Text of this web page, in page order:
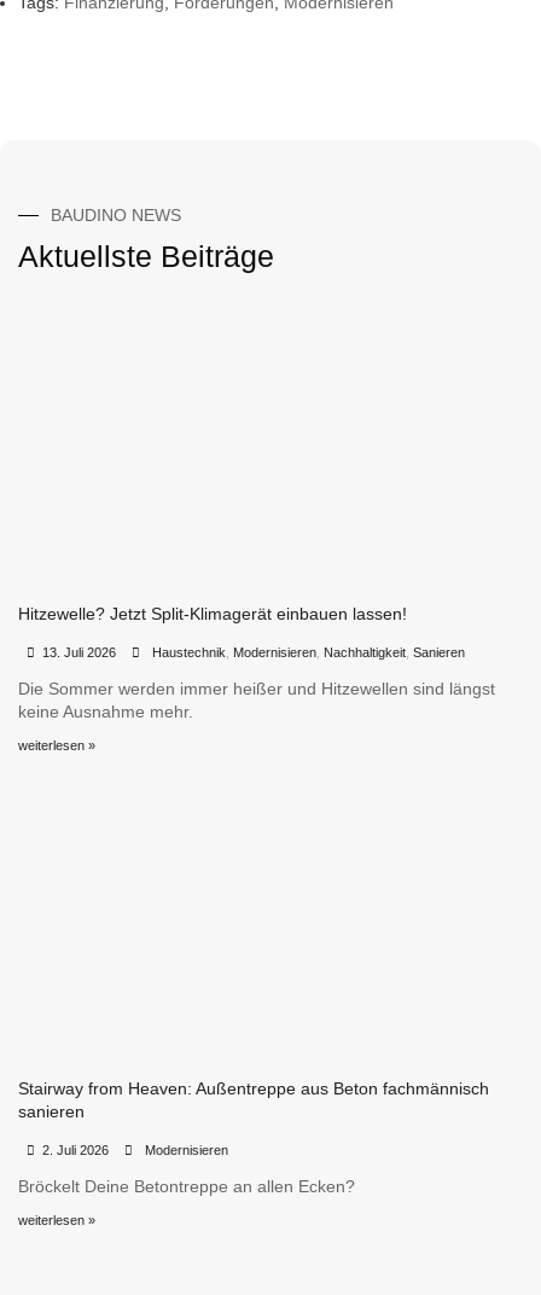
BAUDINO NEWS
Aktuellste Beiträge
Hitzewelle? Jetzt Split-Klimagerät einbauen lassen!
13. Juli 2026 Haustechnik Modernisieren, Nachhaltigkeit, Sanieren
Die Sommer werden immer heißer und Hitzewellen sind längst
keine Ausnahme mehr.
weiterlesen »
Stairway from Heaven: Außentreppe aus Beton fachmännisch
sanieren
2. Juli 2026 Modernisieren
Bröckelt Deine Betontreppe an allen Ecken?
weiterlesen »